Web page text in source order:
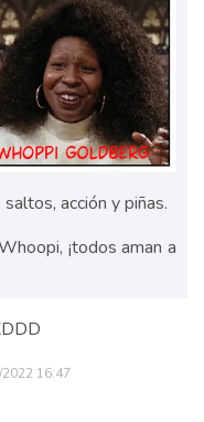
acción y piñas.
¡todos aman a
16:47